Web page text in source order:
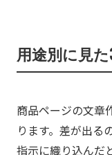
用途別に見
商品ページの文章
ります。差が出る
指示に織り込んだ